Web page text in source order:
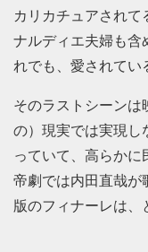
カリカチュアされて
ナルディエ夫婦も含
れでも、愛されてい
そのラストシーンは
の）現実では実現し
っていて、高らかに
帝劇では内田直哉が
版のフィナーレは、